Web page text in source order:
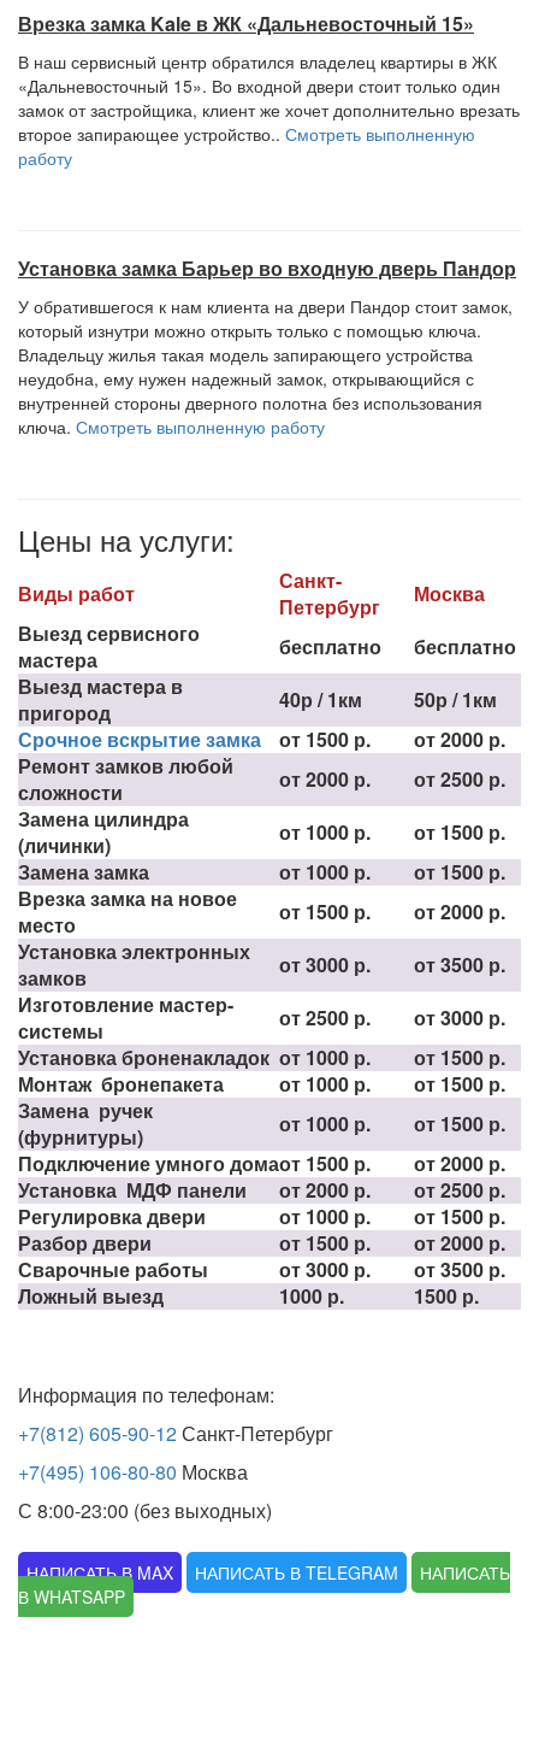
Врезка замка Kale в ЖК «Дальневосточный 15»
В наш сервисный центр обратился владелец квартиры в ЖК
«Дальневосточный 15». Во входной двери стоит только один
замок от застройщика, клиент же хочет дополнительно врезать
второе запирающее устройство.. Смотреть выполненную
работу
Установка замка Барьер во входную дверь Пандор
У обратившегося к нам клиента на двери Пандор стоит замок,
который изнутри можно открыть только с помощью ключа.
Владельцу жилья такая модель запирающего устройства
неудобна, ему нужен надежный замок, открывающийся с
внутренней стороны дверного полотна без использования
ключа. Смотреть выполненную работу
Цены на услуги:
Виды работ
Санкт-
Петербург
Москва
Выезд сервисного
мастера
бесплатно
бесплатно
Выезд мастера в
пригород
40р / 1км
50р / 1км
Срочное вскрытие замка
от 1500 р.
от 2000 р.
Ремонт замков любой
сложности
от 2000 р.
от 2500 р.
Замена цилиндра
(личинки)
от 1000 р.
от 1500 р.
Замена замка
от 1000 р.
от 1500 р.
Врезка замка на новое
место
от 1500 р.
от 2000 р.
Установка электронных
замков
от 3000 р.
от 3500 р.
Изготовление мастер-
системы
от 2500 р.
от 3000 р.
Установка броненакладок от 1000 р.
от 1500 р.
Монтаж бронепакета
от 1000 р.
от 1500 р.
Замена ручек
(фурнитуры)
от 1000 р.
от 1500 р.
Подключение умного домаот 1500 р.
от 2000 р.
Установка МДФ панели
от 2000 р.
от 2500 р.
Регулировка двери
от 1000 р.
от 1500 р.
Разбор двери
от 1500 р.
от 2000 р.
Сварочные работы
от 3000 р.
от 3500 р.
Ложный выезд
1000 р. 1500 р.
Информация по телефонам:
+7(812) 605-90-12Санкт-Петербург
+7(495) 106-80-80 Москва
С 8:00-23:00 (без выходных)
НАПИСАТЬ В MAX НАПИСАТЬ В TELEGRAM
НАПИСАТЬ
В WHATSAPP